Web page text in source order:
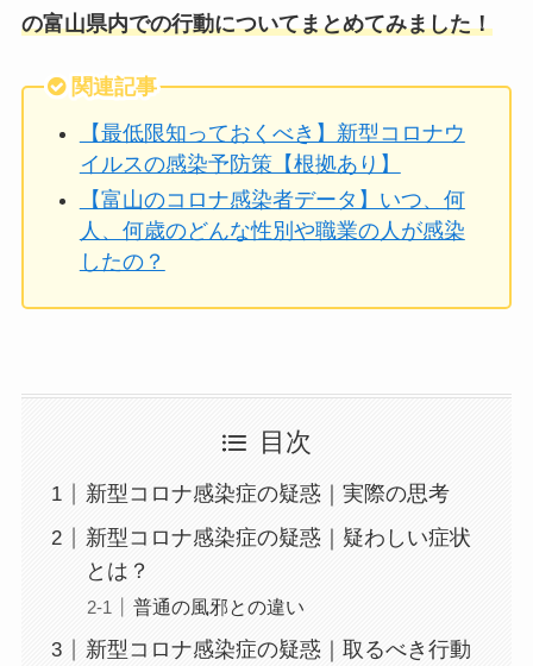
の富山県内での行動についてまとめてみました！
関連記事
【最低限知っておくべき】新型コロナウ
イルスの感染予防策【根拠あり】
【富山のコロナ感染者データ】いつ、何
人、何歳のどんな性別や職業の人が感染
したの？
目次
新型コロナ感染症の疑惑｜実際の思考
新型コロナ感染症の疑惑｜疑わしい症状
とは？
普通の風邪との違い
新型コロナ感染症の疑惑｜取るべき行動